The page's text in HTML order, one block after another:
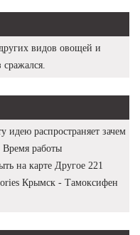
видов овощей и
идею распространяет зачем
работы
на карте Другое 221
Крымск - Тамоксифен